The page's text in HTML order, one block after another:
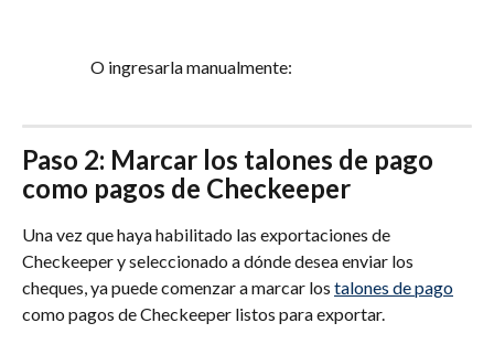
O ingresarla manualmente:
Paso 2: Marcar los talones de pago
como pagos de Checkeeper
Una vez que haya habilitado las exportaciones de
Checkeeper y seleccionado a dónde desea enviar los
cheques, ya puede comenzar a marcar los talones de pago
como pagos de Checkeeper listos para exportar.